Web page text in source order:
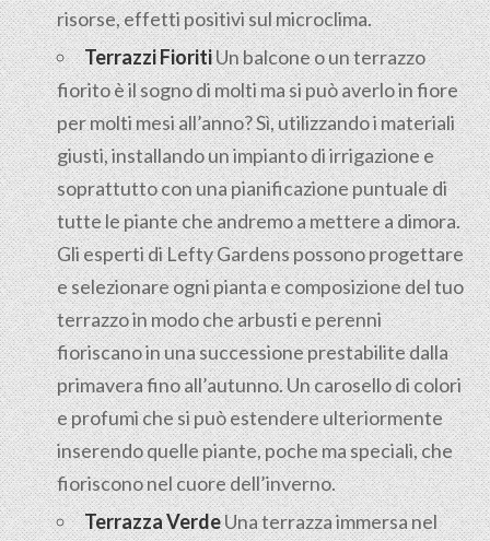
risorse, effetti positivi sul microclima.
Terrazzi FioritiUn balcone o un terrazzo
fiorito è il sogno di molti ma si può averlo in fiore
per molti mesi all’anno? Sì, utilizzando i materiali
giusti, installando un impianto di irrigazione e
soprattutto con una pianificazione puntuale di
tutte le piante che andremo a mettere a dimora.
Gli esperti di Lefty Gardens possono progettare
e selezionare ogni pianta e composizione del tuo
terrazzo in modo che arbusti e perenni
fioriscano in una successione prestabilite dalla
primavera fino all’autunno. Un carosello di colori
e profumi che si può estendere ulteriormente
inserendo quelle piante, poche ma speciali, che
fioriscono nel cuore dell’inverno.
Terrazza VerdeUna terrazza immersa nel